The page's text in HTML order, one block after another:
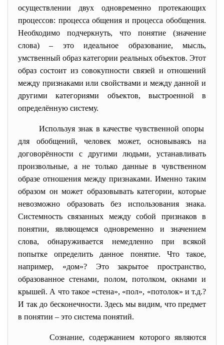
осуществлении двух одновременно протекающих
процессов: процесса общения и процесса обобщения.
Необходимо подчеркнуть, что понятие (значение
слова) – это идеальное образование, мысль,
умственный образ категории реальных объектов. Этот
образ состоит из совокупности связей и отношений
между признаками или свойствами и между данной и
другими категориями объектов, выстроенной в
определённую систему.
Используя знак в качестве чувственной опоры
для обобщений, человек может, основываясь на
договорённости с другими людьми, устанавливать
произвольные, а не только данные в чувственном
образе отношения между признаками. Именно таким
образом он может образовывать категории, которые
невозможно образовать без использования знака.
Системность связанных между собой признаков в
понятии, являющемся одновременно и значением
слова, обнаруживается немедленно при всякой
попытке определить данное понятие. Что такое,
например, «дом»? Это закрытое пространство,
образованное стенами, полом, потолком, окнами и
крышей. А что такое «стена», «пол», «потолок» и т.д.?
И так до бесконечности. Здесь мы видим, что предмет
в понятии – это система понятий.
Сознание, содержанием которого являются